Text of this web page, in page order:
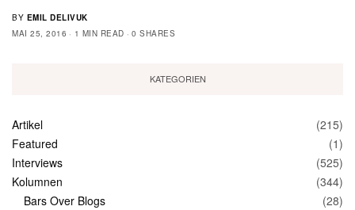
BY EMIL DELIVUK
MAI 25, 2016
1 MIN READ 0 SHARES
KATEGORIEN
Artikel
(215)
Featured
(1)
Interviews
(525)
Kolumnen
(344)
Bars Over Blogs
(28)